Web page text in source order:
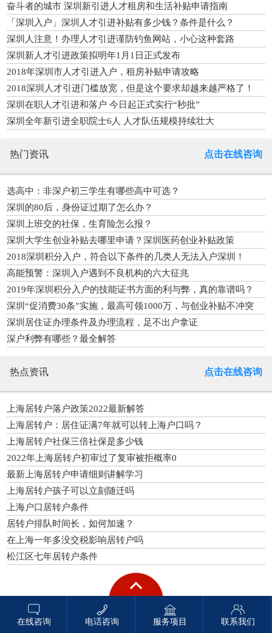
奋斗者的城市 深圳新引进人才租房和生活补贴申请指南
「深圳入户」深圳人才引进补贴有多少钱？条件是什么？
深圳人注意！办理人才引进谨防钓鱼网站，小心这种套路
深圳新人才引进政策拟明年1月1日正式发布
2018年深圳市人才引进入户，租房补贴申请攻略
2018深圳人才引进门槛放宽，但是这个要求却越来越严格了！
深圳在职人才引进和落户 今日起正式实行“秒批”
深圳全年新引进全职院士6人 人才队伍规模持续壮大
热门资讯 点击在线咨询
选高中：非深户初三学生有哪些高中可选？
深圳的80后，身份证过期了怎么办？
深圳上班交的社保，生育险怎么报？
深圳大学生创业补贴去哪里申请？深圳医药创业补贴政策
2018深圳积分入户，符合以下条件的几类人无法入户深圳！
高能预警：深圳入户遇到不良机构的六大征兆
2019年深圳积分入户的技能证书方面的利与弊，真的靠谱吗？
深圳“促消费30条”实施，最高可领1000万，与创业补贴不冲突
深圳居住证办理条件及办理流程，足不出户拿证
深户利弊有哪些？最全解答
热点资讯 点击在线咨询
上海居转户落户政策2022最新解答
上海居转户：居住证满7年就可以转上海户口吗？
上海居转户社保三倍社保是多少钱
2022年上海居转户初审过了复审被拒概率0
最新上海居转户申请细则讲解学习
上海居转户孩子可以立刻随迁吗
上海户口居转户条件
居转户排队时间长，如何加速？
在上海一年多没交税影响居转户吗
松江区七年居转户条件
在线咨询 电话咨询 服务项目 联系我们